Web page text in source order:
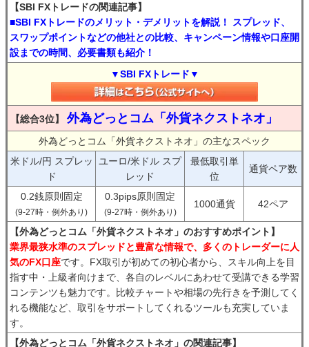
【SBI FXトレードの関連記事】
■SBI FXトレードのメリット・デメリットを解説！ スプレッド、
スワップポイントなどの他社との比較、キャンペーン情報や口座開
設までの時間、必要書類も紹介！
▼SBI FXトレード▼
【総合3位】 外為どっとコム「外貨ネクストネオ」
外為どっとコム「外貨ネクストネオ」の主なスペック
米ドル/円 スプレッ
ド
ユーロ/米ドル スプ
レッド
最低取引単
位
通貨ペア数
0.2銭原則固定
(9-27時・例外あり)
0.3pips原則固定
(9-27時・例外あり)
1000通貨 42ペア
【外為どっとコム「外貨ネクストネオ」のおすすめポイント】
業界最狭水準のスプレッドと豊富な情報で、多くのトレーダーに人
気のFX口座です。FX取引が初めての初心者から、スキル向上を目
指す中・上級者向けまで、各自のレベルにあわせて受講できる学習
コンテンツも魅力です。比較チャートや相場の先行きを予測してく
れる機能など、取引をサポートしてくれるツールも充実していま
す。
【外為どっとコム「外貨ネクストネオ」の関連記事】